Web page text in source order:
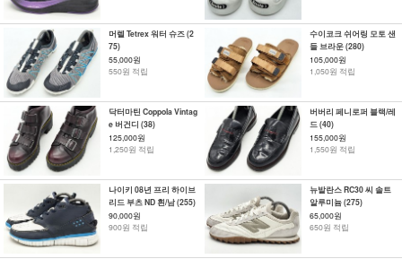
머렐 Tetrex 워터 슈즈 (2
75)
55,000원
550원 적립
수이코크 쉬어링 모토 샌
들 브라운 (280)
105,000원
1,050원 적립
닥터마틴 Coppola Vintag
e 버건디 (38)
125,000원
1,250원 적립
버버리 페니로퍼 블랙/레
드 (40)
155,000원
1,550원 적립
나이키 08년 프리 하이브
리드 부츠 ND 흰/남 (255)
90,000원
900원 적립
뉴발란스 RC30 씨 솔트
알루미늄 (275)
65,000원
650원 적립